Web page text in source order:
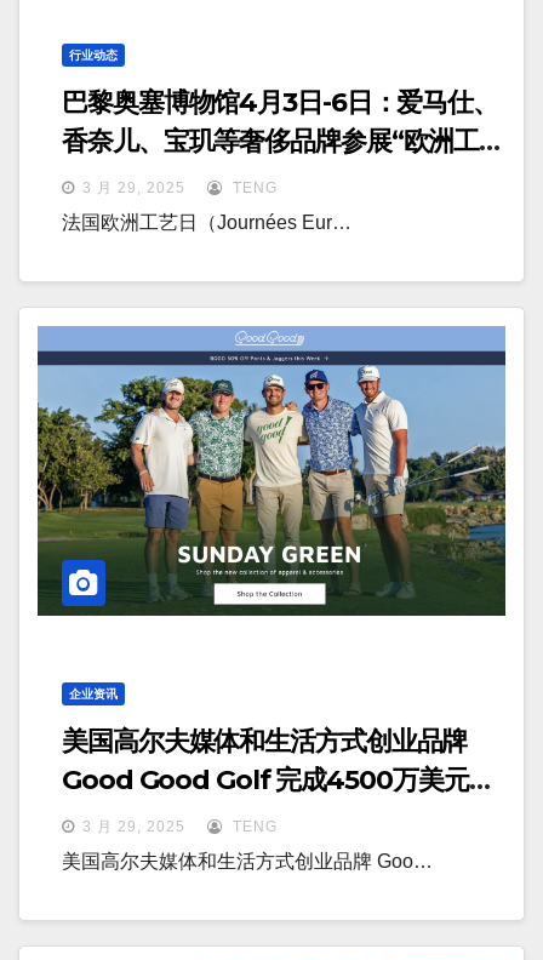
行业动态
巴黎奥塞博物馆4月3日-6日：爱马仕、
香奈儿、宝玑等奢侈品牌参展“欧洲工艺
日”3 月 29, 2025 TENG
法国欧洲工艺日（Journées Eur…
企业资讯
美国高尔夫媒体和生活方式创业品牌
Good Good Golf 完成4500万美元融
资3 月 29, 2025 TENG
美国高尔夫媒体和生活方式创业品牌 Goo…